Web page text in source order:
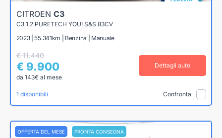
CITROEN C3
C3 1.2 PURETECH YOU! S&S 83CV
2023 | 55.341km | Benzina | Manuale
€ 11.440
€ 9.900
da 143€ al mese
Dettagli auto
1 disponibili Confronta
OFFERTA DEL MESE PRONTA CONSEGNA